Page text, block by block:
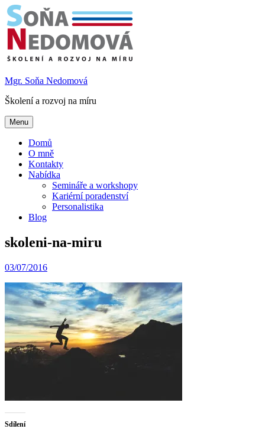
Skip
to
content
Mgr. Soňa Nedomová
Školení a rozvoj na míru
Menu
Domů
O mně
Kontakty
Nabídka
Semináře a workshopy
Kariérní poradenství
Personalistika
Blog
skoleni-na-miru
03/07/2016
Sdílení